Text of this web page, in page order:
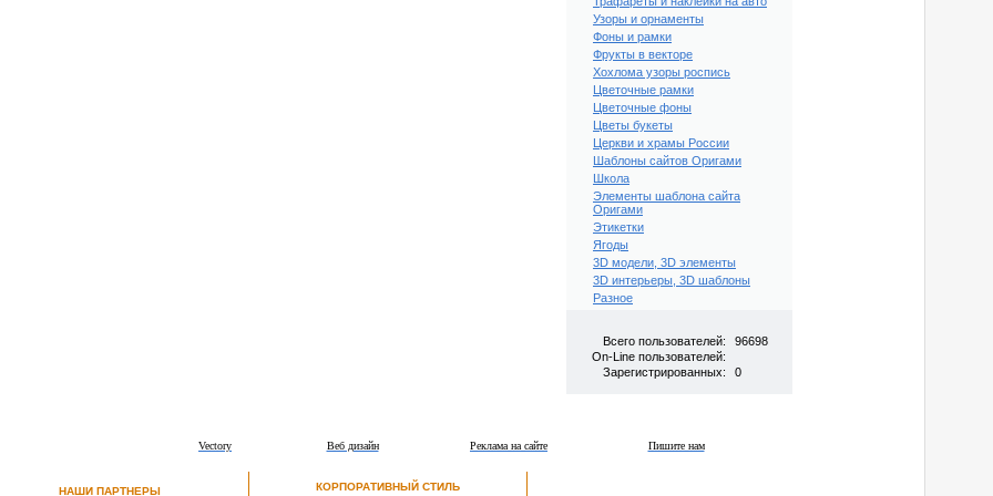
Узоры и орнаменты
Фоны и рамки
Фрукты в векторе
Хохлома узоры роспись
Цветочные рамки
Цветочные фоны
Цветы букеты
Церкви и храмы России
Шаблоны сайтов Оригами
Школа
Элементы шаблона сайта
Оригами
Этикетки
Ягоды
3D модели, 3D элементы
3D интерьеры, 3D шаблоны
Разное
Всего пользователей:
96698
On-Line пользователей:
Зарегистрированных:
0
Пишите нам
Реклама на сайте
Веб дизайн
Vectory
НАШИ ПАРТНЕРЫ КОРПОРАТИВНЫЙ СТИЛЬ